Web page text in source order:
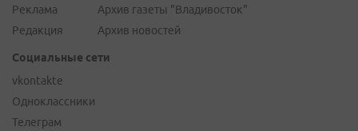
Реклама
Редакция
Архив газеты "Владивосток"
Архив новостей
Социальные сети
vkontakte
Одноклассники
Телеграм